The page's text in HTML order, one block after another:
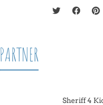
PARTNER
Sheriff 4